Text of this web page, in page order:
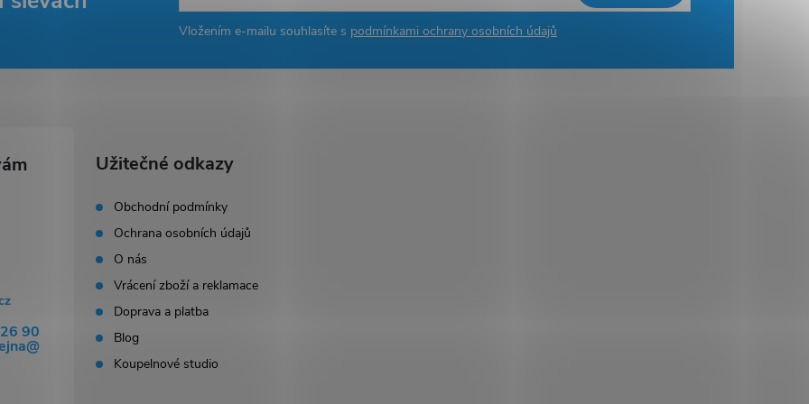
Vložením e-mailu souhlasíte s podmínkami ochrany osobních údajů
90
Užitečné odkazy
Obchodní podmínky
Ochrana osobních údajů
O nás
Vrácení zboží a reklamace
Doprava a platba
Blog
Koupelnové studio